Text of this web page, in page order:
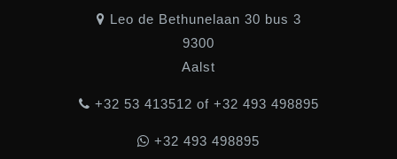
Leo de Bethunelaan 30 bus 3
9300
Aalst
+32 53 413512 of +32 493 498895
+32 493 498895